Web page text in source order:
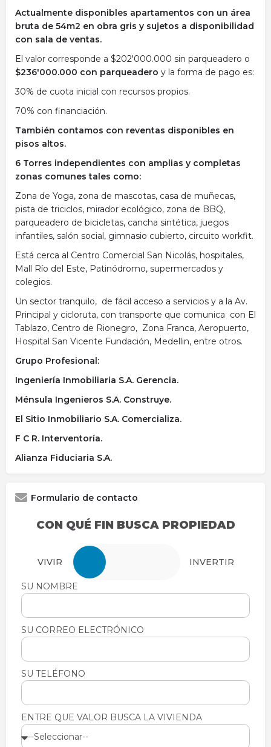
Actualmente disponibles apartamentos con un área
bruta de 54m2 en obra gris y sujetos a disponibilidad
con sala de ventas.
El valor corresponde a $202'000.000 sin parqueadero o
$236'000.000 con parqueadero y la forma de pago es:
30% de cuota inicial con recursos propios.
70% con financiación.
También contamos con reventas disponibles en
pisos altos.
6 Torres independientes con amplias y completas
zonas comunes tales como:
Zona de Yoga, zona de mascotas, casa de muñecas,
pista de triciclos, mirador ecológico, zona de BBQ,
parqueadero de bicicletas, cancha sintética, juegos
infantiles, salón social, gimnasio cubierto, circuito workfit.
Está cerca al Centro Comercial San Nicolás, hospitales,
Mall Río del Este, Patinódromo, supermercados y
colegios.
Un sector tranquilo, de fácil acceso a servicios y a la Av.
Principal y cicloruta, con transporte que comunica con El
Tablazo, Centro de Rionegro, Zona Franca, Aeropuerto,
Hospital San Vicente Fundación, Medellin, entre otros.
Grupo Profesional:
Ingeniería Inmobiliaria S.A. Gerencia.
Ménsula Ingenieros S.A. Construye.
El Sitio Inmobiliario S.A. Comercializa.
F C R. Interventoría.
Alianza Fiduciaria S.A.
Formulario de contacto
CON QUÉ FIN BUSCA PROPIEDAD
VIVIR INVERTIR
SU NOMBRE
SU CORREO ELECTRÓNICO
SU TELÉFONO
ENTRE QUE VALOR BUSCA LA VIVIENDA
SU NOMBRE
SU CORREO ELECTRÓNICO
SU TELÉFONO
ENTRE QUE VALOR BUSCA LA VIVIENDA